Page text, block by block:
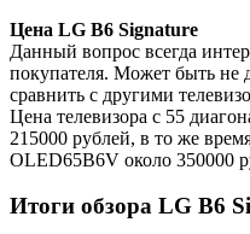
Цена LG B6 Signature
Данный вопрос всегда
покупателя. Может быть не
сравнить с другими
Цена телевизора с 55
215000 рублей, в то же
OLED65B6V около 350000
Итоги обзора LG B6